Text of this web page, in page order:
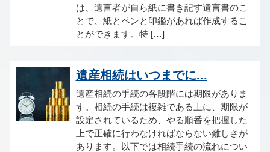
は、遺言者が自ら紙に書き記す遺言書のこ
とで、紙とペンと印鑑があれば作成するこ
とができます。特 […]
遺産相続はいつまでに...
遺産相続の手続の各段階には期限がありま
す。相続の手続は複雑である上に、期限が
設定されているため、やる順番を把握した
上で正確に行わなければならない難しさが
あります。以下では相続手続の流れについ